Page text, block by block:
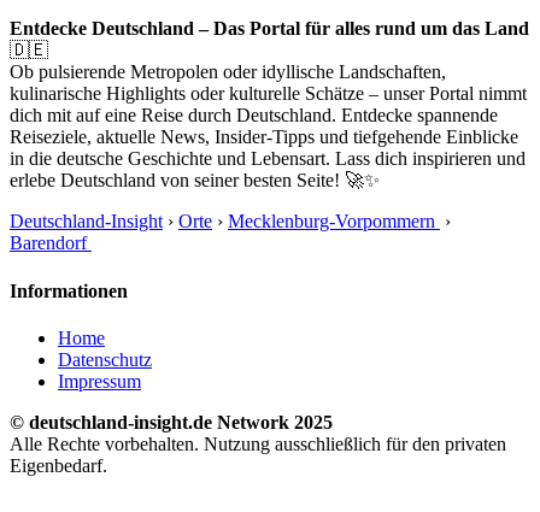
Entdecke Deutschland – Das Portal für alles rund um das Land
🇩🇪
Ob pulsierende Metropolen oder idyllische Landschaften,
kulinarische Highlights oder kulturelle Schätze – unser Portal nimmt
dich mit auf eine Reise durch Deutschland. Entdecke spannende
Reiseziele, aktuelle News, Insider-Tipps und tiefgehende Einblicke
in die deutsche Geschichte und Lebensart. Lass dich inspirieren und
erlebe Deutschland von seiner besten Seite! 🚀✨
Deutschland-Insight › Orte › Mecklenburg-Vorpommern ›
Barendorf
Informationen
Home
Datenschutz
Impressum
© deutschland-insight.de Network 2025
Alle Rechte vorbehalten. Nutzung ausschließlich für den privaten
Eigenbedarf.